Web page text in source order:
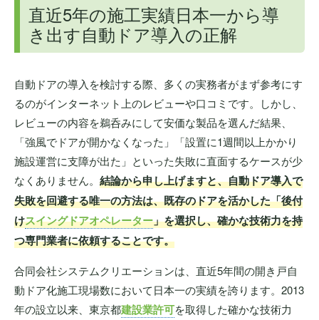
直近5年の施工実績日本一から導
き出す自動ドア導入の正解
自動ドアの導入を検討する際、多くの実務者がまず参考にす
るのがインターネット上のレビューや口コミです。しかし、
レビューの内容を鵜呑みにして安価な製品を選んだ結果、
「強風でドアが開かなくなった」「設置に1週間以上かかり
施設運営に支障が出た」といった失敗に直面するケースが少
なくありません。 結論から申し上げますと、自動ドア導入で
失敗を回避する唯一の方法は、既存のドアを活かした「後付
けスイングドアオペレーター」を選択し、確かな技術力を持
つ専門業者に依頼することです。
合同会社システムクリエーションは、直近5年間の開き戸自
動ドア化施工現場数において日本一の実績を誇ります。2013
年の設立以来、東京都建設業許可を取得した確かな技術力